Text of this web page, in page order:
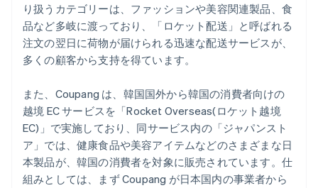
り扱うカテゴリーは、ファッションや美容関連製品、食
品など多岐に渡っており、「ロケット配送」と呼ばれる
注文の翌日に荷物が届けられる迅速な配送サービスが、
多くの顧客から支持を得ています。
また、Coupang は、韓国国外から韓国の消費者向けの
越境 EC サービスを「Rocket Overseas(ロケット越境
EC)」で実施しており、同サービス内の「ジャパンスト
ア」では、健康食品や美容アイテムなどのさまざまな日
本製品が、韓国の消費者を対象に販売されています。仕
組みとしては、まず Coupang が日本国内の事業者から